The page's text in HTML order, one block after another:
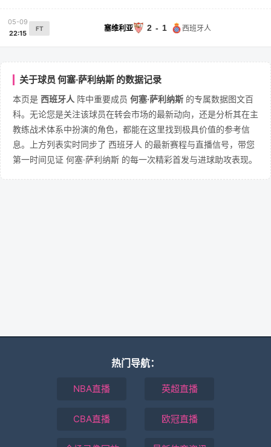
05-09
22:15
FT 塞维利亚 2 - 1 西班牙人
关于球员 何塞·萨利纳斯 的数据记录
本页是 西班牙人 阵中重要成员 何塞·萨利纳斯 的专属数据图文百
科。无论您是关注该球员在转会市场的最新动向，还是分析其在主
教练战术体系中扮演的角色，都能在这里找到极具价值的参考信
息。上方列表实时同步了 西班牙人 的最新赛程与直播信号，带您
第一时间见证 何塞·萨利纳斯 的每一次精彩首发与进球助攻表现。
热门导航：
NBA直播 英超直播
CBA直播 欧冠直播